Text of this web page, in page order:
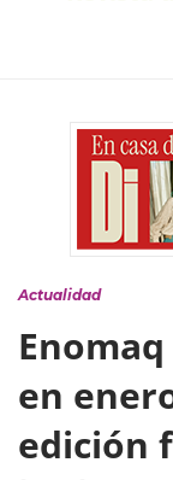
Actualidad
en
edición